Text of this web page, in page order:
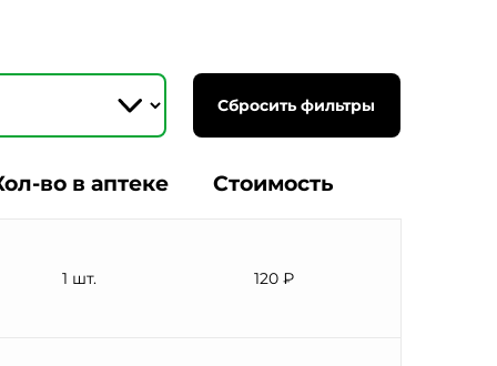
Сбросить фильтры
во в аптеке Стоимость
1 шт. 120 ₽